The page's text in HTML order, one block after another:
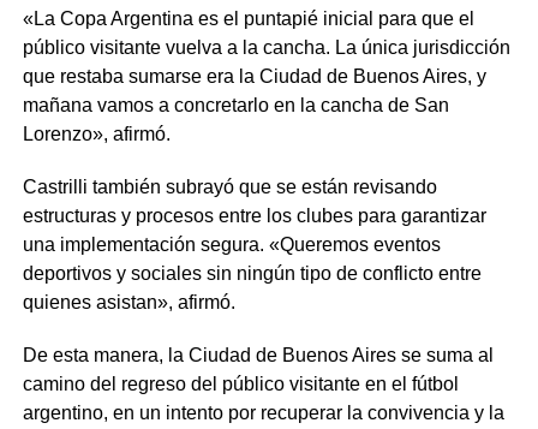
«La Copa Argentina es el puntapié inicial para que el
público visitante vuelva a la cancha. La única jurisdicción
que restaba sumarse era la Ciudad de Buenos Aires, y
mañana vamos a concretarlo en la cancha de San
Lorenzo», afirmó.
Castrilli también subrayó que se están revisando
estructuras y procesos entre los clubes para garantizar
una implementación segura. «Queremos eventos
deportivos y sociales sin ningún tipo de conflicto entre
quienes asistan», afirmó.
De esta manera, la Ciudad de Buenos Aires se suma al
camino del regreso del público visitante en el fútbol
argentino, en un intento por recuperar la convivencia y la